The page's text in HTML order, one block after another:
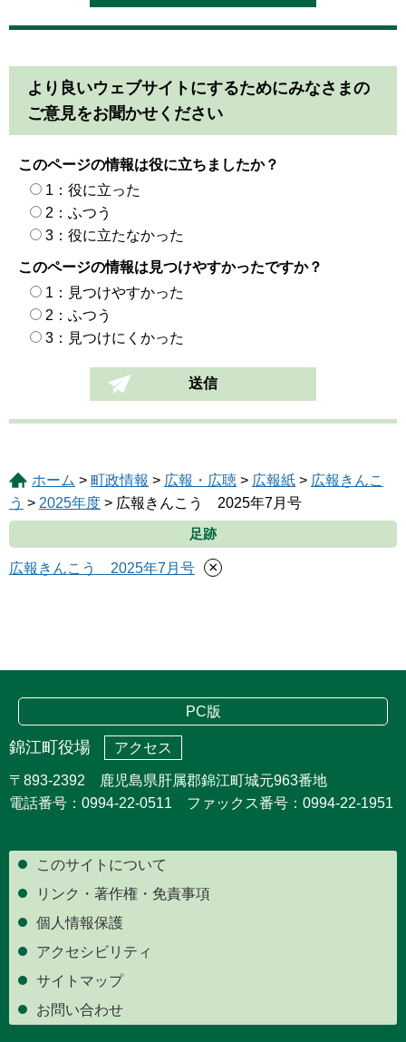
より良いウェブサイトにするためにみなさまの
ご意見をお聞かせください
このページの情報は役に立ちましたか？
1：役に立った
2：ふつう
3：役に立たなかった
このページの情報は見つけやすかったですか？
1：見つけやすかった
2：ふつう
3：見つけにくかった
ホーム > 町政情報 > 広報・広聴 > 広報紙 > 広報きんこ
う > 2025年度 > 広報きんこう 2025年7月号
足跡
広報きんこう 2025年7月号 ×
PC版
錦江町役場 アクセス
〒893-2392 鹿児島県肝属郡錦江町城元963番地
電話番号：0994-22-0511 ファックス番号：0994-22-1951
このサイトについて
リンク・著作権・免責事項
個人情報保護
アクセシビリティ
サイトマップ
お問い合わせ